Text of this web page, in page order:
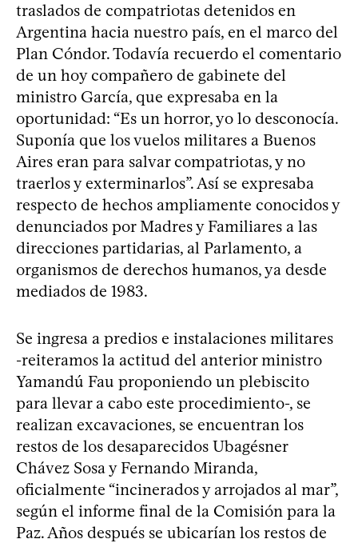
traslados de compatriotas detenidos en
Argentina hacia nuestro país, en el marco del
Plan Cóndor. Todavía recuerdo el comentario
de un hoy compañero de gabinete del
ministro García, que expresaba en la
oportunidad: “Es un horror, yo lo desconocía.
Suponía que los vuelos militares a Buenos
Aires eran para salvar compatriotas, y no
traerlos y exterminarlos”. Así se expresaba
respecto de hechos ampliamente conocidos y
denunciados por Madres y Familiares a las
direcciones partidarias, al Parlamento, a
organismos de derechos humanos, ya desde
mediados de 1983.
Se ingresa a predios e instalaciones militares
-reiteramos la actitud del anterior ministro
Yamandú Fau proponiendo un plebiscito
para llevar a cabo este procedimiento-, se
realizan excavaciones, se encuentran los
restos de los desaparecidos Ubagésner
Chávez Sosa y Fernando Miranda,
oficialmente “incinerados y arrojados al mar”,
según el informe final de la Comisión para la
Paz. Años después se ubicarían los restos de